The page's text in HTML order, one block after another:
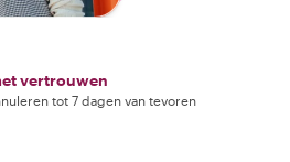
vertrouwen
tot 7 dagen van tevoren